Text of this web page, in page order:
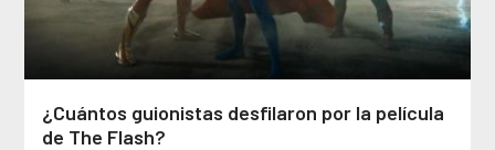
¿Cuántos guionistas desfilaron por la película
de The Flash?